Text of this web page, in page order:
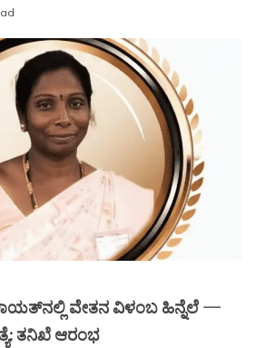
ವೇತನ ವಿಳಂಬ ಹಿನ್ನೆಲೆ —
ತನಿಖೆ ಆರಂಭ